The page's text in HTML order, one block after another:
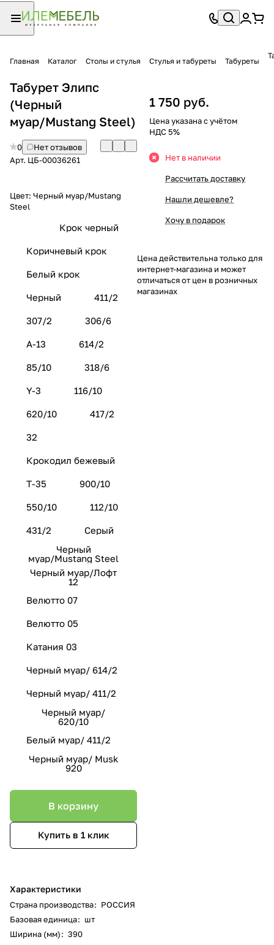
Главная Каталог Столы и стулья Стулья и табуреты Табуреты
Табурет Элипс
(Черный
муар/Mustang Steel)
0
Нет отзывов
Арт. ЦБ-00036261
Цвет: Черный муар/Mustang
Steel
Крок черный
Коричневый крок
Белый крок
Черный 411/2
307/2 306/6
А-13 614/2
85/10 318/6
Y-3 116/10
620/10 417/2
32
Крокодил бежевый
Т-35 900/10
550/10 112/10
431/2
Серый
Черный
муар/Mustang Steel
Черный муар/Лофт
12
Велютто 07
Велютто 05
Катания 03
Черный муар/ 614/2
Черный муар/ 411/2
Черный муар/
620/10
Белый муар/ 411/2
Черный муар/ Musk
920
В корзину
Купить в 1 клик
Характеристики
Страна производства: РОССИЯ
Базовая единица: шт
Ширина (мм): 390
1 750 руб.
Цена указана с учётом
НДС 5%
Нет в наличии
Рассчитать доставку
Нашли дешевле?
Хочу в подарок
Цена действительна только для
интернет-магазина и может
отличаться от цен в розничных
магазинах